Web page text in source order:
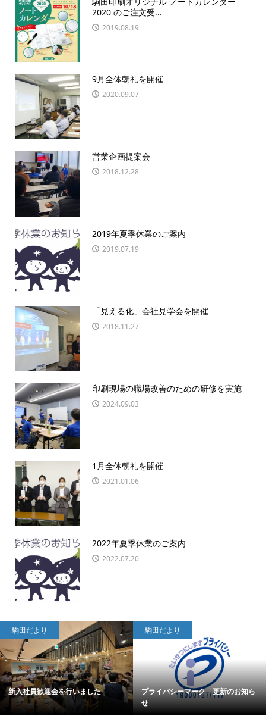
2020 のご注文受...
2019.08.19
9月全体朝礼を開催
2020.09.07
営業企画提案会
2018.12.28
2019年夏季休業のご案内
2019.07.19
「見える化」会社見学会を開催
2018.11.27
印刷現場の職場改善のための研修を実施
2024.09.03
1月全体朝礼を開催
2021.01.06
2022年夏季休業のご案内
2022.07.20
駒田だより
新入社員歓迎会を行いました
駒田だより
プライバシーマーク 更新のお知ら
せ